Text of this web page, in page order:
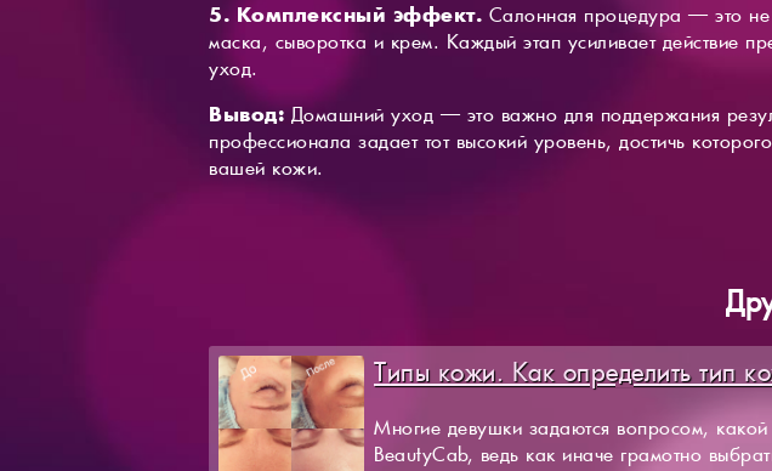
5. Комплексный эффект. Салонная процедура — это
маска, сыворотка и крем. Каждый этап усиливает действие
уход.
Вывод: Домашний уход — это важно для поддержания
профессионала задает тот высокий уровень, достичь
вашей кожи.
Типы кожи. Как определить тип
Многие девушки задаются вопросом,
BeautyCab, ведь как иначе грамотно